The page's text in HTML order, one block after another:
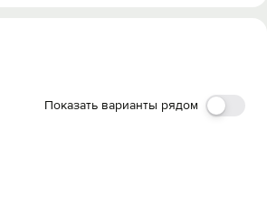
Показать варианты рядом